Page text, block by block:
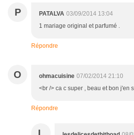
P PATALVA 03/09/2014 13:04
1 mariage original et parfumé .
Répondre
O ohmacuisine 07/02/2014 21:10
<br /> ca c super , beau et bon j'en
Répondre